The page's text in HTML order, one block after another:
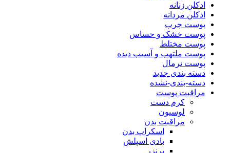
ادکلن زنانه
ادکلن مردانه
پوست چرب
پوست خشک و حساس
پوست مختلط
پوست ملتهب و آسیب دیده
پوست نرمال
دسته بندی جدید
دسته-بندی-نشده
مراقبت پوست
کرم دست
لوسیون
مراقبت بدن
اسکراپ بدن
بادی اسپلش
برنزر